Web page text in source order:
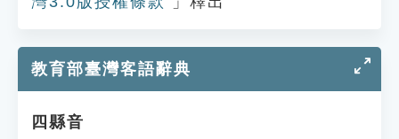
教育部臺灣客語辭典
四縣音